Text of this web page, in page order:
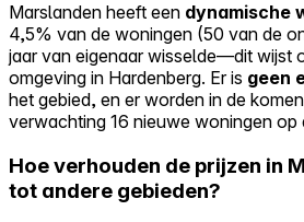
Marslanden heeft een dynamische
4,5% van de woningen (50 van de
jaar van eigenaar wisselde—dit wijst
omgeving in Hardenberg. Er is geen
het gebied, en er worden in de
verwachting 16 nieuwe woningen op
Hoe verhouden de prijzen in
tot andere gebieden?